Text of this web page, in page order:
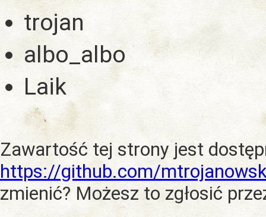
trojan
albo_albo
Laik
Zawartość tej strony jest
https://github.com/
zmienić? Możesz to zgłosić